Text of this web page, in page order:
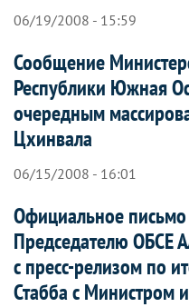
06/19/2008 - 15:59
Сообщение
Республики Южная
очередным
Цхинвала
06/15/2008 - 16:01
Официальное
Председателю ОБСЕ
с пресс-релизом по
Стабба с Министром